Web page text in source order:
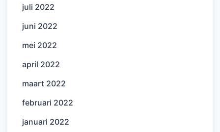
juli 2022
juni 2022
mei 2022
april 2022
maart 2022
februari 2022
januari 2022